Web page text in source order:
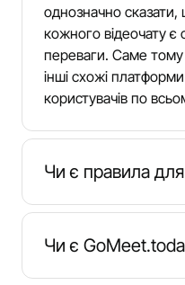
однозначно
кожного відеочату є
переваги. Саме
інші схожі
користувачів по
Чи є правила для
GoMeet, CallMeChat
для приємного
ображати
не сподобався.
Чи є